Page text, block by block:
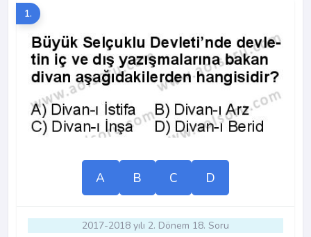
1.
A B C D
2017-2018 yılı 2. Dönem 18. Soru